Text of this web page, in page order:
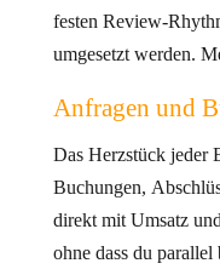
festen
umgesetzt werden.
Anfragen und
Das Herzstück jeder
Buchungen,
direkt mit Umsatz
ohne dass du